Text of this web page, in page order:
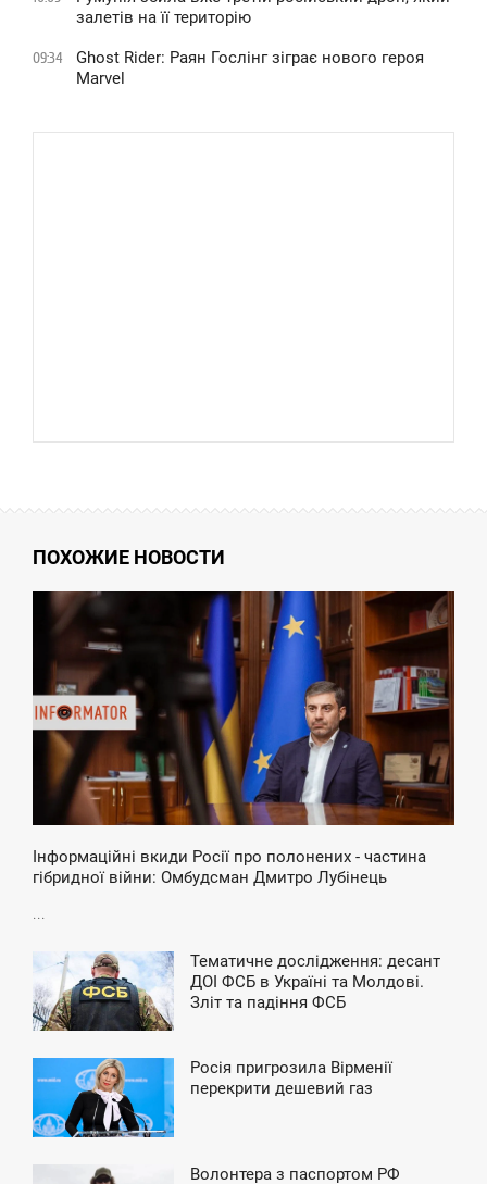
залетів на її територію
09:34
Ghost Rider: Раян Гослінг зіграє нового героя
Marvel
ПОХОЖИЕ НОВОСТИ
Інформаційні вкиди Росії про полонених - частина
гібридної війни: Омбудсман Дмитро Лубінець
...
Тематичне дослідження: десант
ДОІ ФСБ в Україні та Молдові.
Зліт та падіння ФСБ
Росія пригрозила Вірменії
перекрити дешевий газ
Волонтера з паспортом РФ